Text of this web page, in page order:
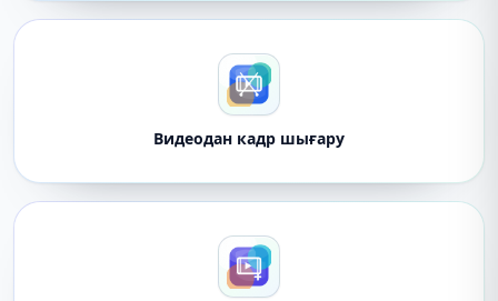
Видеодан кадр шығару